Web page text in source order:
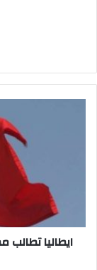
مواطن
ايطالى
ايطاليا